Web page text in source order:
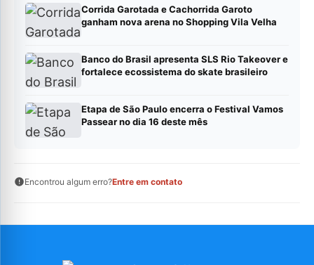
Corrida Garotada e Cachorrida Garoto
ganham nova arena no Shopping Vila Velha
Banco do Brasil apresenta SLS Rio Takeover e
fortalece ecossistema do skate brasileiro
Etapa de São Paulo encerra o Festival Vamos
Passear no dia 16 deste mês
Encontrou algum erro?Entre em contato